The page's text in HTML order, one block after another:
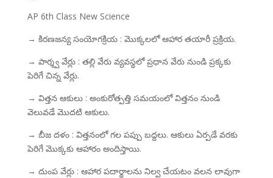
AP 6th Class New Science
→ కిరణజన్య సంయోగక్రియ : మొక్కలలో ఆహార తయారీ ప్రక్రియ.
→ పార్శ్వ వేర్లు : తల్లి వేరు వ్యవస్థలో ప్రధాన వేరు నుండి ప్రక్కకు
పెరిగే చిన్న వేర్లు.
→ విత్తన ఆకులు : అంకురోత్పత్తి సమయంలో విత్తనం నుండి
వెలువడే మొదటి ఆకులు.
→ బీజ దళం : విత్తనంలో గల పప్పు బద్దలు. ఆకులు ఏర్పడే వరకు
పెరిగే మొక్కకు ఆహారం అందిస్తాయి.
→ దుంప వేర్లు : ఆహార పదార్థాలను నిల్వ చేయటం వలన లావుగా